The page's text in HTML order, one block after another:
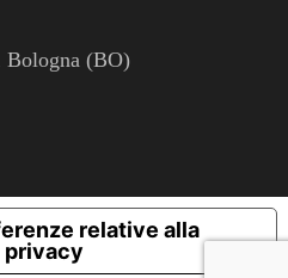
(BO)
relative alla
privacy